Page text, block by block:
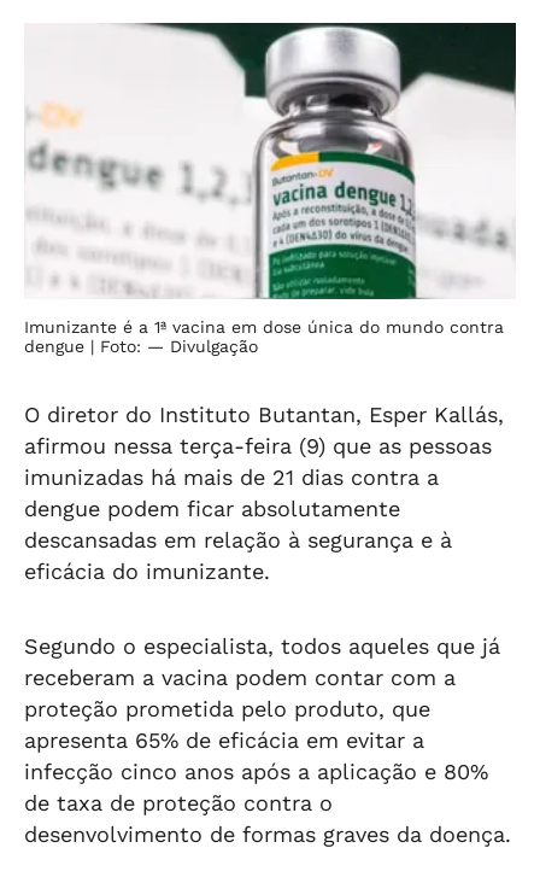
Imunizante é a 1ª vacina em dose única do mundo contra
dengue | Foto: — Divulgação
O diretor do Instituto Butantan, Esper Kallás,
afirmou nessa terça-feira (9) que as pessoas
imunizadas há mais de 21 dias contra a
dengue podem ficar absolutamente
descansadas em relação à segurança e à
eficácia do imunizante.
Segundo o especialista, todos aqueles que já
receberam a vacina podem contar com a
proteção prometida pelo produto, que
apresenta 65% de eficácia em evitar a
infecção cinco anos após a aplicação e 80%
de taxa de proteção contra o
desenvolvimento de formas graves da doença.